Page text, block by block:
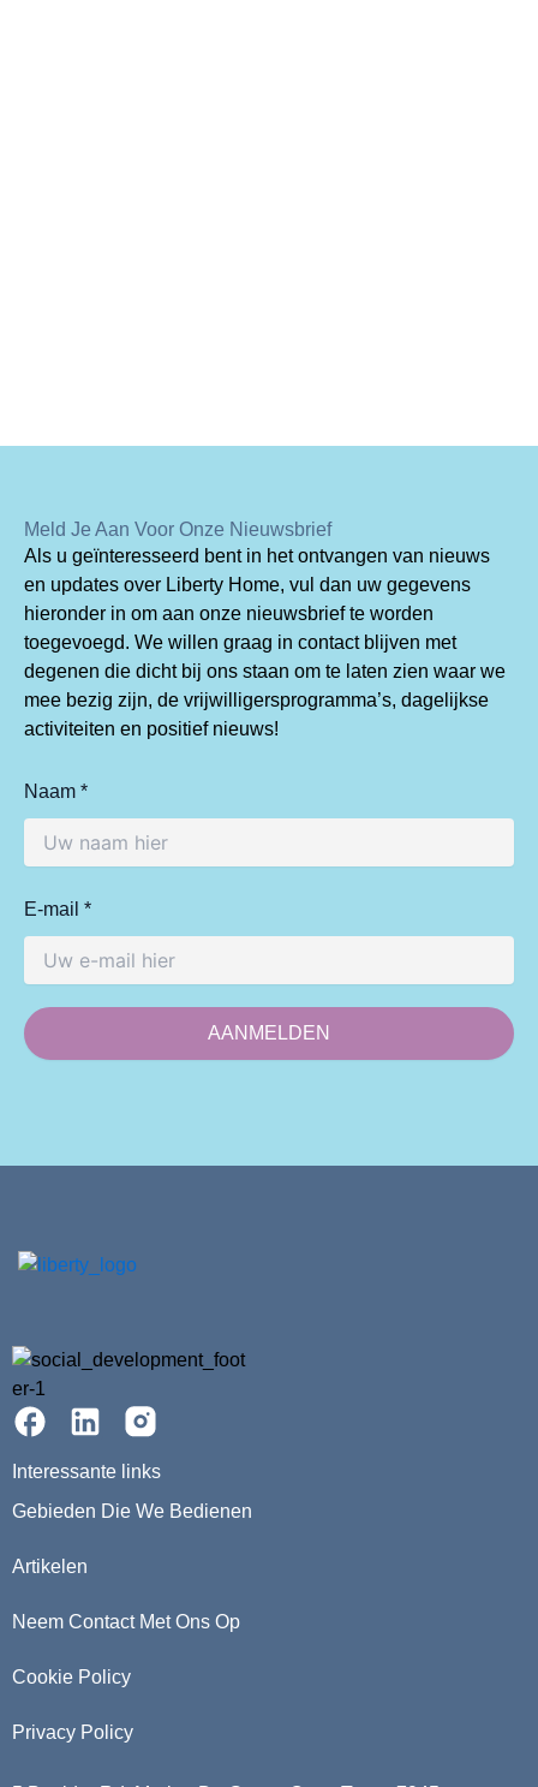
Meld Je Aan Voor Onze Nieuwsbrief
Als u geïnteresseerd bent in het ontvangen van nieuws
en updates over Liberty Home, vul dan uw gegevens
hieronder in om aan onze nieuwsbrief te worden
toegevoegd. We willen graag in contact blijven met
degenen die dicht bij ons staan om te laten zien waar we
mee bezig zijn, de vrijwilligersprogramma’s, dagelijkse
activiteiten en positief nieuws!
Naam *
E-mail *
Interessante links
Gebieden Die We Bedienen
Artikelen
Neem Contact Met Ons Op
Cookie Policy
Privacy Policy